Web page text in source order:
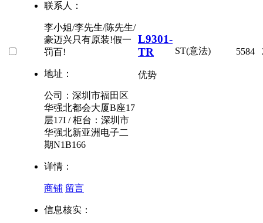
联系人：
李小姐/李先生/陈先生/
豪迈兴只有原装!假一
罚百!
地址：
公司：深圳市福田区
华强北都会大厦B座17
层17I / 柜台：深圳市
华强北新亚洲电子二
期N1B166
详情：
商铺 留言
信息核实：
L9301-
TR
优势
ST(意法) 5584